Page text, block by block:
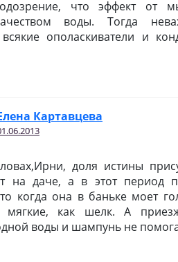
что эффект от
воды. Тогда
всякие ополаскиватели и
Картавцева
доля истины
на даче, а в этот период
когда она в баньке моет
мягкие, как шелк. А
воды и шампунь не